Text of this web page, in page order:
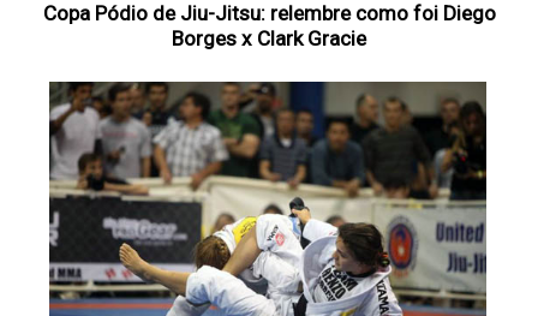
Copa Pódio de Jiu-Jitsu: relembre como foi Diego
Borges x Clark Gracie